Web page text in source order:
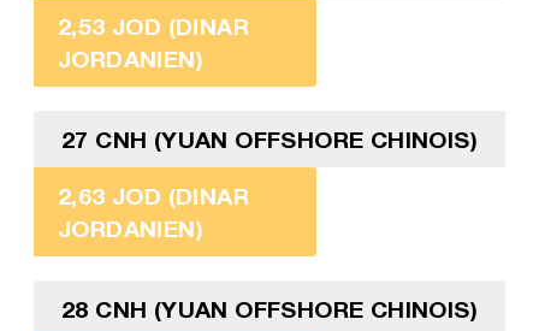
2,53 JOD (DINAR
JORDANIEN)
27 CNH (YUAN OFFSHORE CHINOIS)
2,63 JOD (DINAR
JORDANIEN)
28 CNH (YUAN OFFSHORE CHINOIS)